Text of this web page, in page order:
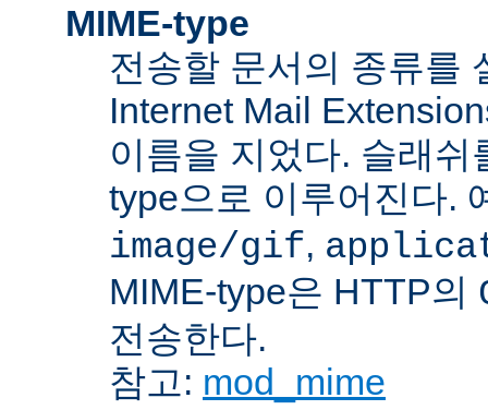
MIME-type
전송할 문서의 종류를
Internet Mail
이름을 지었다. 슬래
type으로 이루어진다.
image/gif,
MIME-type은 HTTP의
전송한다.
참고: mod_mime